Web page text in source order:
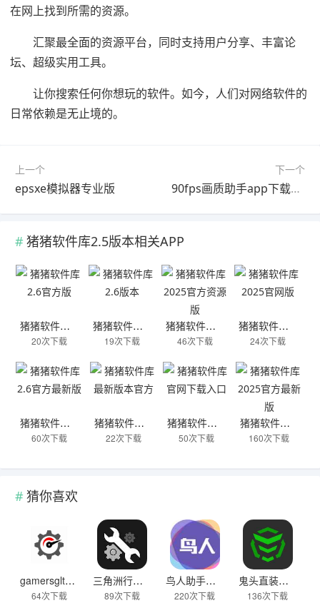
在网上找到所需的资源。
汇聚最全面的资源平台，同时支持用户分享、丰富论
坛、超级实用工具。
让你搜索任何你想玩的软件。如今，人们对网络软件的
日常依赖是无止境的。
上一个
epsxe模拟器专业版
下一个
90fps画质助手app下载最新官网版本
猪猪软件库2.5版本相关APP
猪猪软件库2.6官方版
20次下载
猪猪软件库2.6版本
19次下载
猪猪软件库2025官方资源版
46次下载
猪猪软件库2025官网版
24次下载
猪猪软件库2.6官方最新版
60次下载
猪猪软件库最新版本官方
22次下载
猪猪软件库官网下载入口
50次下载
猪猪软件库2025官方最新版
160次下载
猜你喜欢
gamersgltoolpro汉化版
64次下载
三角洲行动画质助手144帧修改器免费版
89次下载
鸟人助手免付费版
220次下载
鬼头直装科技下载7.0
136次下载